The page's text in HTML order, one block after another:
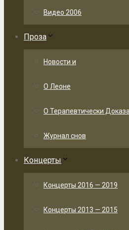
Видео 2006
Проза
Новости и
О Леоне
О Терапевтически
Журнал снов
Концерты
Концерты 2016 — 2019
Концерты 2013 — 2015